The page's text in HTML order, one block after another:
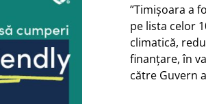
”Timișoara a
pe lista celor
climatică,
finanțare, în
către Guvern